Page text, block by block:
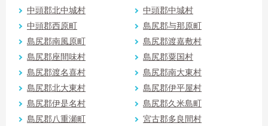
中頭郡北中城村
中頭郡中城村
中頭郡西原町
島尻郡与那原町
島尻郡南風原町
島尻郡渡嘉敷村
島尻郡座間味村
島尻郡粟国村
島尻郡渡名喜村
島尻郡南大東村
島尻郡北大東村
島尻郡伊平屋村
島尻郡伊是名村
島尻郡久米島町
島尻郡八重瀬町
宮古郡多良間村